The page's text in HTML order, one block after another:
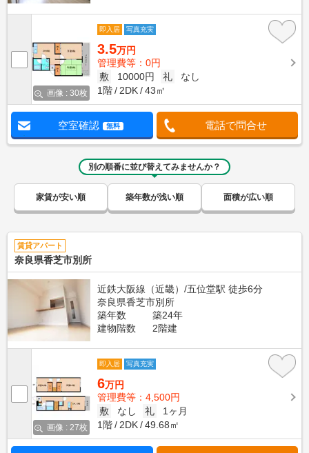
画像 : 30枚
即入居 写真充実
3.5万円
管理費等：0円
敷
10000円 礼
なし
1階
2DK 43㎡
空室確認 無料 電話で問合せ
別の順番に並び替えてみませんか？
家賃が安い順 築年数が浅い順 面積が広い順
賃貸アパート
奈良県香芝市別所
近鉄大阪線（近畿）/五位堂駅 徒歩6分
奈良県香芝市別所
築年数
築24年
建物階数
2階建
画像 : 27枚
即入居 写真充実
6万円
管理費等：4,500円
敷
なし 礼
1ヶ月
1階
2DK 49.68㎡